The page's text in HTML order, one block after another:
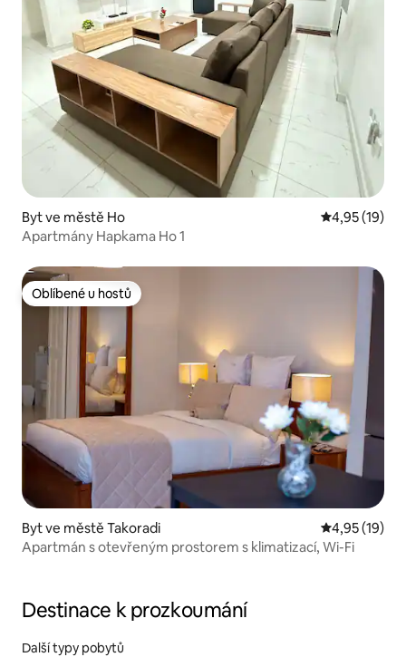
Byt ve městě Ho Průměrné
4,95 (19)
Apartmány Hapkama Ho 1
Oblíbené u hostů
Oblíbené u hostů
Byt ve městě Takoradi Průměrné
4,95 (19)
Apartmán s otevřeným prostorem s klimatizací, Wi-Fi
Destinace k prozkoumání
Další typy pobytů